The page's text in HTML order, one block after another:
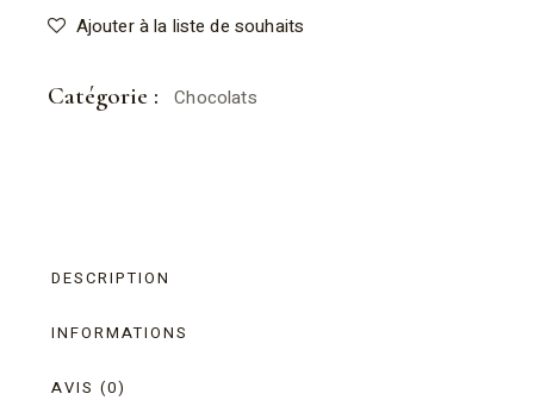
Ajouter à la liste de souhaits
Catégorie : Chocolats
DESCRIPTION
INFORMATIONS
AVIS (0)